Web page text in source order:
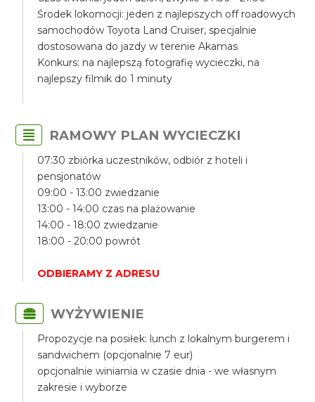
Środek lokomocji: jeden z najlepszych off roadowych
samochodów Toyota Land Cruiser, specjalnie
dostosowana do jazdy w terenie Akamas
Konkurs: na najlepszą fotografię wycieczki, na
najlepszy filmik do 1 minuty
RAMOWY PLAN WYCIECZKI
07:30 zbiórka uczestników, odbiór z hoteli i
pensjonatów
09:00 - 13:00 zwiedzanie
13:00 - 14:00 czas na plażowanie
14:00 - 18:00 zwiedzanie
18:00 - 20:00 powrót
ODBIERAMY Z ADRESU
WYŻYWIENIE
Propozycje na posiłek: lunch z lokalnym burgerem i
sandwichem (opcjonalnie 7 eur)
opcjonalnie winiarnia w czasie dnia - we własnym
zakresie i wyborze